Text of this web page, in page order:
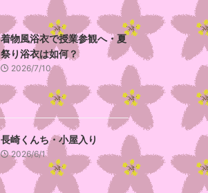
着物風浴衣で授業参観へ・夏
祭り浴衣は如何？
2026/7/10
長崎くんち・小屋入り
2026/6/1